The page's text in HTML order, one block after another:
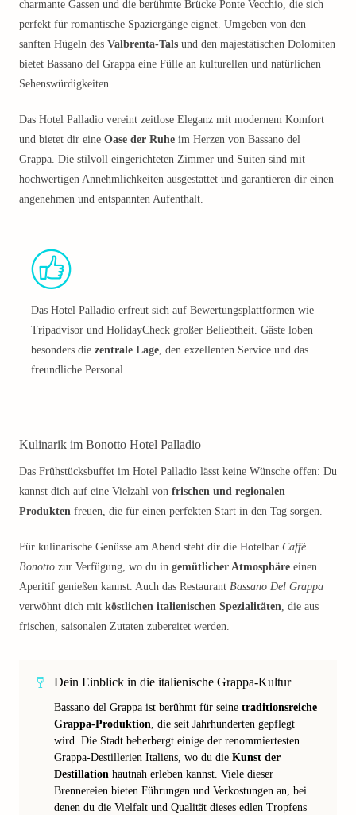
charmante Gassen und die berühmte Brücke Ponte Vecchio, die sich
perfekt für romantische Spaziergänge eignet. Umgeben von den
sanften Hügeln des Valbrenta-Tals und den majestätischen Dolomiten
bietet Bassano del Grappa eine Fülle an kulturellen und natürlichen
Sehenswürdigkeiten.
Das Hotel Palladio vereint zeitlose Eleganz mit modernem Komfort
und bietet dir eine Oase der Ruhe im Herzen von Bassano del
Grappa. Die stilvoll eingerichteten Zimmer und Suiten sind mit
hochwertigen Annehmlichkeiten ausgestattet und garantieren dir einen
angenehmen und entspannten Aufenthalt.
Das Hotel Palladio erfreut sich auf Bewertungsplattformen wie
Tripadvisor und HolidayCheck großer Beliebtheit. Gäste loben
besonders die zentrale Lage, den exzellenten Service und das
freundliche Personal.
Kulinarik im Bonotto Hotel Palladio
Das Frühstücksbuffet im Hotel Palladio lässt keine Wünsche offen: Du
kannst dich auf eine Vielzahl von frischen und regionalen
Produkten freuen, die für einen perfekten Start in den Tag sorgen.
Für kulinarische Genüsse am Abend steht dir die Hotelbar Caffè
Bonotto zur Verfügung, wo du in gemütlicher Atmosphäre einen
Aperitif genießen kannst. Auch das Restaurant Bassano Del Grappa
verwöhnt dich mit köstlichen italienischen Spezialitäten, die aus
frischen, saisonalen Zutaten zubereitet werden.
Dein Einblick in die italienische Grappa-Kultur
Bassano del Grappa ist berühmt für seine traditionsreiche
Grappa-Produktion, die seit Jahrhunderten gepflegt
wird. Die Stadt beherbergt einige der renommiertesten
Grappa-Destillerien Italiens, wo du die Kunst der
Destillation hautnah erleben kannst. Viele dieser
Brennereien bieten Führungen und Verkostungen an, bei
denen du die Vielfalt und Qualität dieses edlen Tropfens